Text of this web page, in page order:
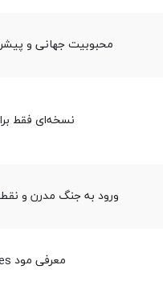
محبوبیت جهانی و
نسخه‌ای فقط
ورود به جنگ مدرن و
معرفی مود Zombies